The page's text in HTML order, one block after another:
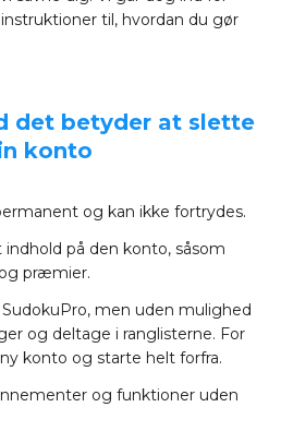
til, hvordan du gør
det betyder at slette
konto
og kan ikke fortrydes.
på den konto, såsom
præmier.
men uden mulighed
og deltage i ranglisterne. For
konto og starte helt forfra.
og funktioner uden